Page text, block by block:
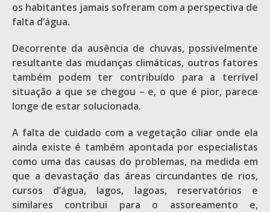
os habitantes jamais sofreram com a perspectiva de
falta d’água.
Decorrente da ausência de chuvas, possivelmente
resultante das mudanças climáticas, outros fatores
também podem ter contribuído para a terrível
situação a que se chegou – e, o que é pior, parece
longe de estar solucionada.
A falta de cuidado com a vegetação ciliar onde ela
ainda existe é também apontada por especialistas
como uma das causas do problemas, na medida em
que a devastação das áreas circundantes de rios,
cursos d’água, lagos, lagoas, reservatórios e
similares contribui para o assoreamento e,